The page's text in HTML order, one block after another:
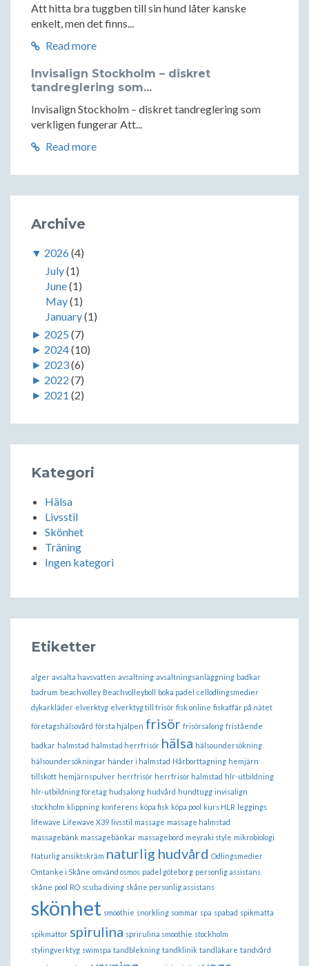
Att hitta bra tuggben till sin hund låter kanske
enkelt, men det finns...
Read more
Invisalign Stockholm – diskret
tandreglering som...
Invisalign Stockholm – diskret tandreglering som
verkligen fungerar Att...
Read more
Archive
▼ 2026(4)
July(1)
June(1)
May(1)
January(1)
► 2025 (7)
► 2024(10)
► 2023(6)
► 2022 (7)
► 2021 (2)
Kategori
Hälsa
Livsstil
Skönhet
Träning
Ingen kategori
Etiketter
alger avsalta havsvatten avsaltning avsaltningsanläggning badkar
badrum beachvolley Beachvolleyboll boka padel cellodlingsmedier
dykarkläder elverktyg elverktyg till frisör fisk online fiskaffär på nätet
företagshälsovård första hjälpen frisör frisörsalong fristående
badkar halmstad halmstad herrfrisör hälsa hälsoundersökning
hälsoundersökningar händer i halmstad Hårborttagning hemjärn
tillskott hemjärnspulver herrfrisör herrfrisör halmstad hlr-utbildning
hlr-utbildning företag hudsalong hudvård hundtugg invisalign
stockholm klippning konferens köpa fisk köpa pool kurs HLR leggings
lifewave Lifewave X39 livsstil massage massage halmstad
massagebänk massagebänkar massagebord meyraki style mikrobiologi
Naturlig ansiktskräm naturlig hudvård Odlingsmedier
Omtanke i Skåne omvänd osmos padel göteborg personlig assistans
skåne pool RO scuba diving skåne personlig assistans
skönhet smoothie snorkling sommar spa spabad spikmatta
spikmattor spirulina sprirulina smoothie stockholm
stylingverktyg swimspa tandblekning tandklinik tandläkare tandvård